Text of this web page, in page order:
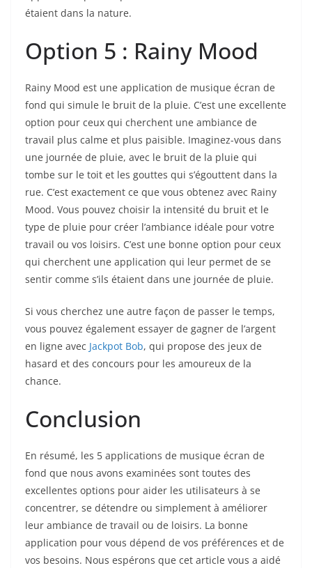
étaient dans la nature.
Option 5 : Rainy Mood
Rainy Mood est une application de musique écran de
fond qui simule le bruit de la pluie. C’est une excellente
option pour ceux qui cherchent une ambiance de
travail plus calme et plus paisible. Imaginez-vous dans
une journée de pluie, avec le bruit de la pluie qui
tombe sur le toit et les gouttes qui s’égouttent dans la
rue. C’est exactement ce que vous obtenez avec Rainy
Mood. Vous pouvez choisir la intensité du bruit et le
type de pluie pour créer l’ambiance idéale pour votre
travail ou vos loisirs. C’est une bonne option pour ceux
qui cherchent une application qui leur permet de se
sentir comme s’ils étaient dans une journée de pluie.
Si vous cherchez une autre façon de passer le temps,
vous pouvez également essayer de gagner de l’argent
en ligne avec Jackpot Bob, qui propose des jeux de
hasard et des concours pour les amoureux de la
chance.
Conclusion
En résumé, les 5 applications de musique écran de
fond que nous avons examinées sont toutes des
excellentes options pour aider les utilisateurs à se
concentrer, se détendre ou simplement à améliorer
leur ambiance de travail ou de loisirs. La bonne
application pour vous dépend de vos préférences et de
vos besoins. Nous espérons que cet article vous a aidé